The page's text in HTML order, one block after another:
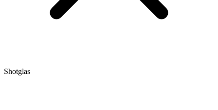
Shotglas